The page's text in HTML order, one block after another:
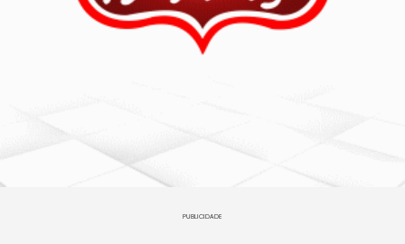
PUBLICIDADE